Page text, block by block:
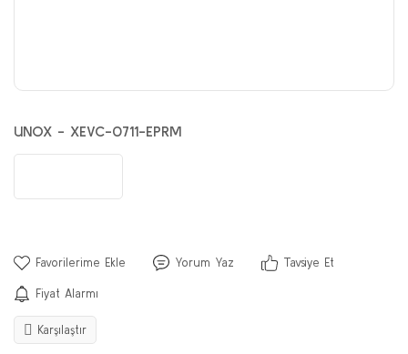
UNOX - XEVC-0711-EPRM
Yorum Yaz Tavsiye Et
Fiyat Alarmı
Karşılaştır